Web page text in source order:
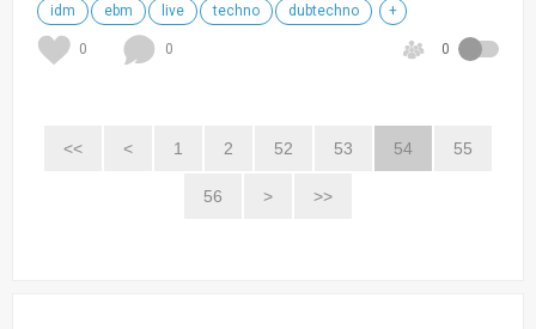
idm
ebm live techno dubtechno +
0 0 0
<< < 1 2 52 53 54 55
56 > >>